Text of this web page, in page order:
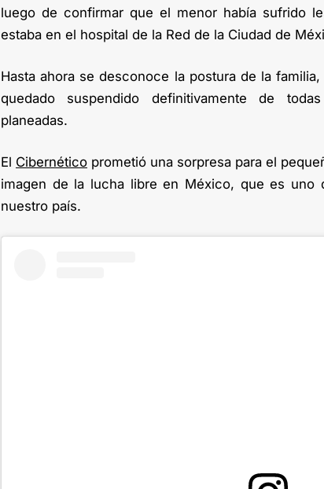
luego de confirmar que el menor había sufrido
estaba en el hospital de la Red de la Ciudad de
Hasta ahora se desconoce la postura de la familia,
quedado suspendido definitivamente de
planeadas.
El Cibernético prometió una sorpresa para el
imagen de la lucha libre en México, que es uno
nuestro país.